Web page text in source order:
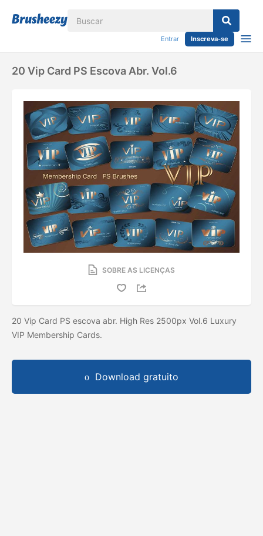
Entrar Inscreva-se
20 Vip Card PS Escova Abr. Vol.6
SOBRE AS LICENÇAS
20 Vip Card PS escova abr. High Res 2500px Vol.6 Luxury
VIP Membership Cards.
Download gratuito